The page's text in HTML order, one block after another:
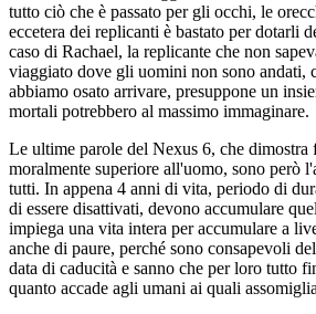
tutto ciò che è passato per gli occhi, le
eccetera dei replicanti è bastato per dotarli
caso di Rachael, la replicante che non
viaggiato dove gli uomini non sono andati,
abbiamo osato arrivare, presuppone un
mortali potrebbero al massimo immaginare.
Le ultime parole del Nexus 6, che dimostra
moralmente superiore all'uomo, sono però
tutti. In appena 4 anni di vita, periodo di
di essere disattivati, devono accumulare
impiega una vita intera per accumulare a
anche di paure, perché sono consapevoli
data di caducità e sanno che per loro tutto
quanto accade agli umani ai quali